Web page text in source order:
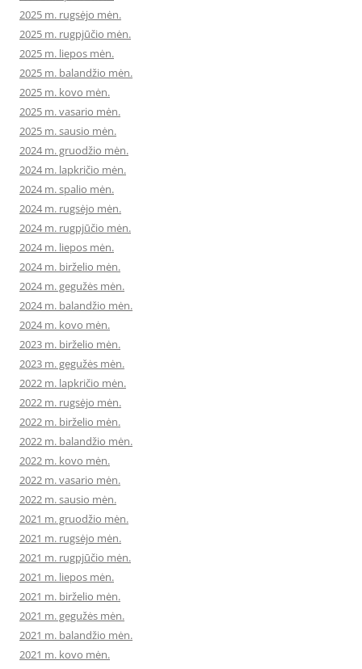
2025 m. rugsėjo mėn.
2025 m. rugpjūčio mėn.
2025 m. liepos mėn.
2025 m. balandžio mėn.
2025 m. kovo mėn.
2025 m. vasario mėn.
2025 m. sausio mėn.
2024 m. gruodžio mėn.
2024 m. lapkričio mėn.
2024 m. spalio mėn.
2024 m. rugsėjo mėn.
2024 m. rugpjūčio mėn.
2024 m. liepos mėn.
2024 m. birželio mėn.
2024 m. gegužės mėn.
2024 m. balandžio mėn.
2024 m. kovo mėn.
2023 m. birželio mėn.
2023 m. gegužės mėn.
2022 m. lapkričio mėn.
2022 m. rugsėjo mėn.
2022 m. birželio mėn.
2022 m. balandžio mėn.
2022 m. kovo mėn.
2022 m. vasario mėn.
2022 m. sausio mėn.
2021 m. gruodžio mėn.
2021 m. rugsėjo mėn.
2021 m. rugpjūčio mėn.
2021 m. liepos mėn.
2021 m. birželio mėn.
2021 m. gegužės mėn.
2021 m. balandžio mėn.
2021 m. kovo mėn.